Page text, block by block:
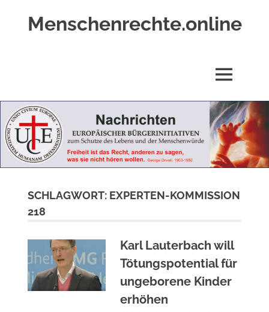
Menschenrechte.online
Geborene
wie
für
Ungeborene
MENÜ
SCHLAGWORT: EXPERTEN-KOMMISSION
218
Karl Lauterbach will
Tötungspotential für
ungeborene Kinder
erhöhen